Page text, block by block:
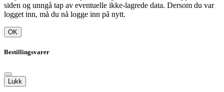
siden og unngå tap av eventuelle ikke-lagrede data. Dersom du var
logget inn, må du nå logge inn på nytt.
OK
Bestillingsvarer
Lukk